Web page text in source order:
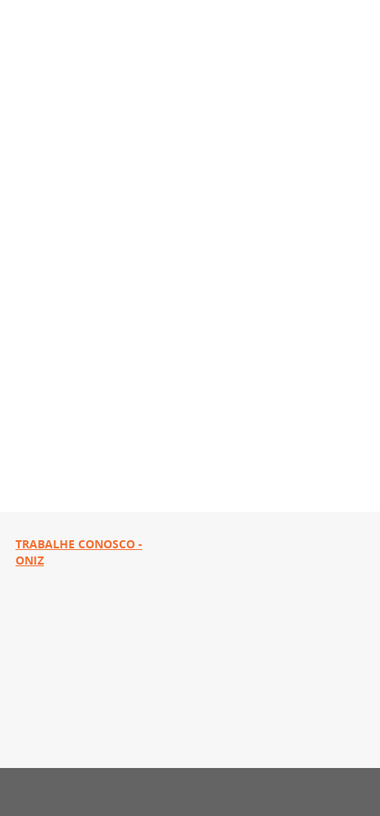
TRABALHE CONOSCO -
ONIZ